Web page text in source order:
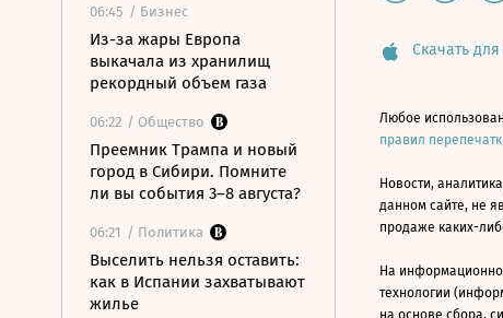
06:45 / Бизнес
Из-за жары Европа
выкачала из хранилищ
рекордный объем газа
06:22 / Общество
Преемник Трампа и новый
город в Сибири. Помните
ли вы события 3–8 августа?
06:21 / Политика
Выселить нельзя оставить:
как в Испании захватывают
жилье
Скачать для
Любое
правил
Новости,
данном сайте, не
продаже каких-
На
технологии
на основе сбора,